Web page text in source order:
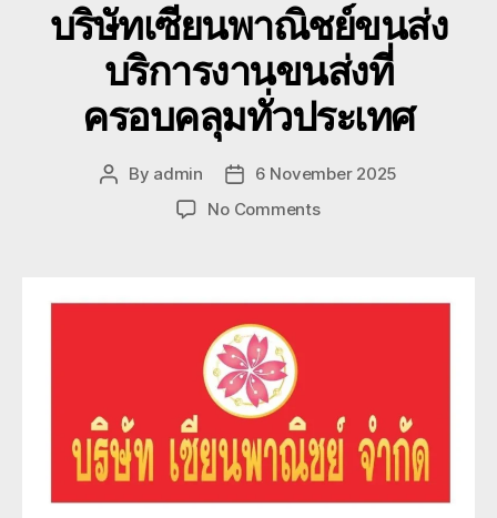
บริษัทเซียนพาณิชย์ขนส่ง
บริการงานขนส่งที่
ครอบคลุมทั่วประเทศ
Post
By admin
Post
date
6 November 2025
No Commentson
ขนส่ง
ครอบคลุม
ทั่ว
ประเทศ